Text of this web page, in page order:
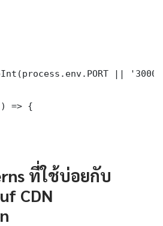
||
=> {
ที่ใช้บ่อยกับ
CDN